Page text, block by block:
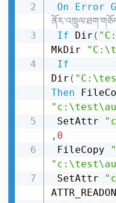
On
Error
If Dir (
MkDir
If
Dir (
Then
SetAttr
, 0
FileCopy
SetAttr